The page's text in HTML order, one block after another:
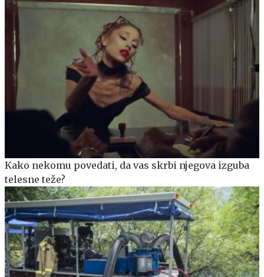
Kako nekomu povedati, da vas skrbi njegova izguba
telesne teže?